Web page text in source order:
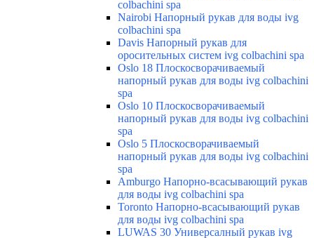
colbachini spa
Nairobi Напорный рукав для воды ivg
colbachini spa
Davis Напорный рукав для
оросительных систем ivg colbachini spa
Oslo 18 Плоскосворачиваемый
напорный рукав для воды ivg colbachini
spa
Oslo 10 Плоскосворачиваемый
напорный рукав для воды ivg colbachini
spa
Oslo 5 Плоскосворачиваемый
напорный рукав для воды ivg colbachini
spa
Amburgo Напорно-всасывающий рукав
для воды ivg colbachini spa
Toronto Напорно-всасывающий рукав
для воды ivg colbachini spa
LUWAS 30 Универсалный рукав ivg